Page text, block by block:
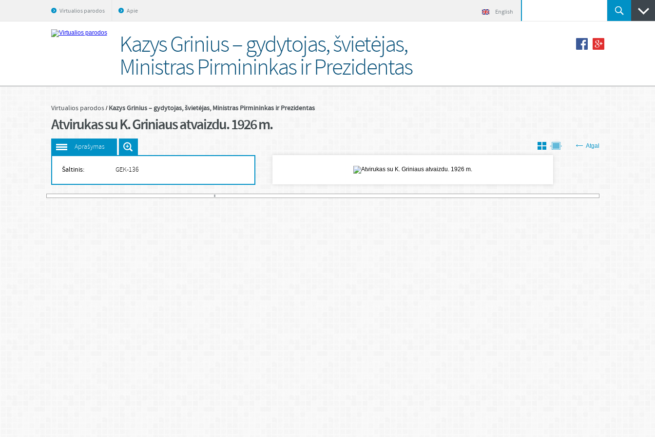
English
Virtualios parodos Apie
Kazys Grinius – gydytojas, švietėjas,
Ministras Pirmininkas ir Prezidentas
Virtualios parodos Kazys Grinius – gydytojas, švietėjas, Ministras Pirmininkas ir Prezidentas
Atvirukas su K. Griniaus atvaizdu. 1926 m.
Aprašymas Atgal
Šaltinis: GEK-136